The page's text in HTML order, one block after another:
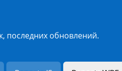
последних обновлений.